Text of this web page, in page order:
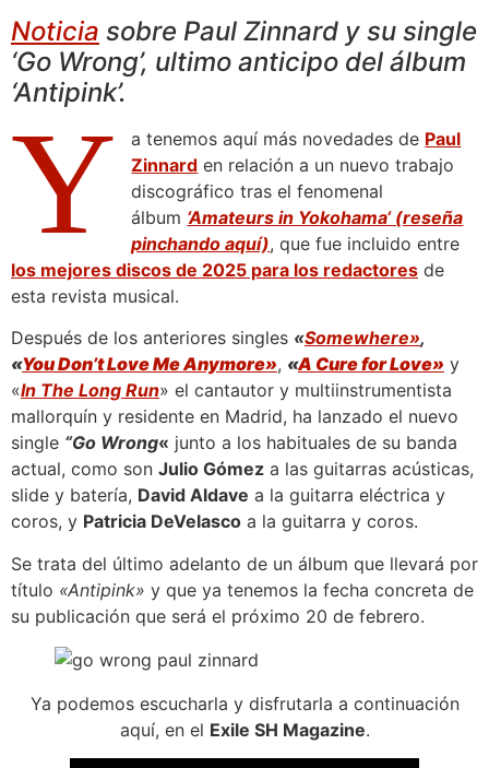
Noticia sobre Paul Zinnard y su single
‘Go Wrong’, ultimo anticipo del álbum
‘Antipink’.
Y a tenemos aquí más novedades de Paul
Zinnard en relación a un nuevo trabajo
discográfico tras el fenomenal
álbum ‘Amateurs in Yokohama‘ (reseña
pinchando aquí), que fue incluido entre
los mejores discos de 2025 para los redactores de
esta revista musical.
Después de los anteriores singles «Somewhere»,
«You Don’t Love Me Anymore», «A Cure for Love» y
«In The Long Run» el cantautor y multiinstrumentista
mallorquín y residente en Madrid, ha lanzado el nuevo
single “Go Wrong« junto a los habituales de su banda
actual, como son Julio Gómez a las guitarras acústicas,
slide y batería, David Aldave a la guitarra eléctrica y
coros, y Patricia DeVelasco a la guitarra y coros.
Se trata del último adelanto de un álbum que llevará por
título «Antipink» y que ya tenemos la fecha concreta de
su publicación que será el próximo 20 de febrero.
Ya podemos escucharla y disfrutarla a continuación
aquí, en el Exile SH Magazine.